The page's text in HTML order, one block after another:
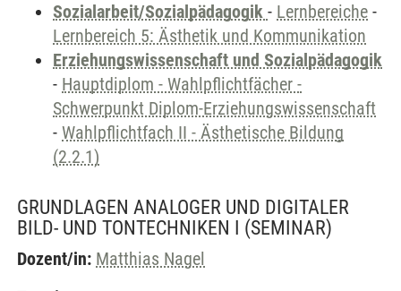
Sozialarbeit/Sozialpädagogik - Lernbereiche -
Lernbereich 5: Ästhetik und Kommunikation
Erziehungswissenschaft und Sozialpädagogik
- Hauptdiplom - Wahlpflichtfächer -
Schwerpunkt Diplom-Erziehungswissenschaft
- Wahlpflichtfach II - Ästhetische Bildung
(2.2.1)
GRUNDLAGEN ANALOGER UND DIGITALER
BILD- UND TONTECHNIKEN I (SEMINAR)
Dozent/in: Matthias Nagel